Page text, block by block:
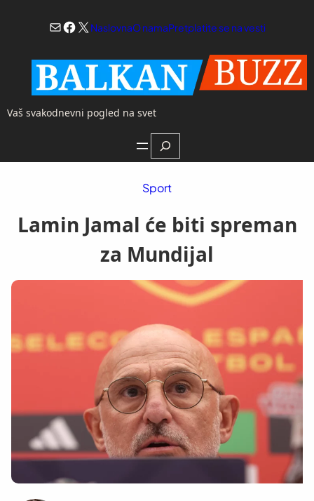
Mail
Facebook
X NaslovnaO namaPretplatite se na vesti
Vaš svakodnevni pogled na svet
Search
Sport
Lamin Jamal će biti spreman
za Mundijal